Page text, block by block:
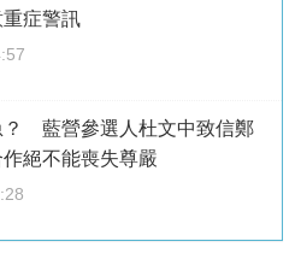
症警訊
？ 藍營參選人杜文中致信鄭
絕不能喪失尊嚴